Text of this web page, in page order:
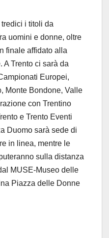
i titoli da
uomini e donne, oltre
finale affidato alla
A Trento ci sarà da
Europei,
Monte Bondone, Valle
con Trentino
e Trento Eventi
Duomo sarà sede di
in linea, mentre le
sulla distanza
MUSE-Museo delle
Piazza delle Donne